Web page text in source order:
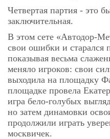
Четвертая партия - это
заключительная.
В этом сете «Автодор-
свои ошибки и старался
показывая весьма
меняло игроков: свои
выходила на площадку
площадке провела
игра бело-голубых
но затем динамовки
продолжили играть
москвичек.